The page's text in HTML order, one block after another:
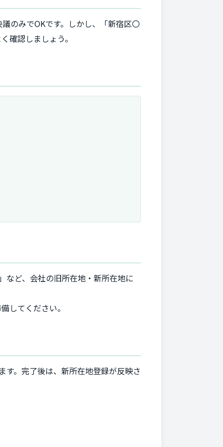
のみでOKです。しかし、「新宿区〇
確認しましょう。
など、会社の旧所在地・新所在地に
してください。
。完了後は、新所在地登録が反映さ